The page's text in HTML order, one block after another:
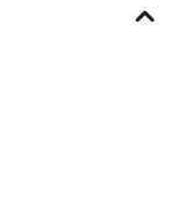
da una bella